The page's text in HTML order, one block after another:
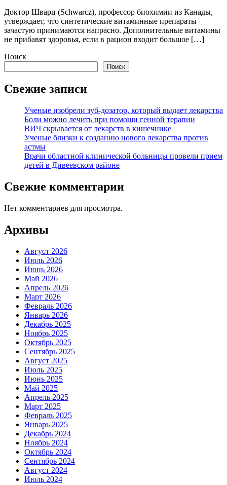
Доктор Шварц (Schwarcz), профессор биохимии из Канады,
утверждает, что синтетические витаминные препараты
зачастую принимаются напрасно. Дополнительные витамины
не прибавят здоровья, если в рацион входит большое […]
Поиск
Поиск
Свежие записи
Ученые изобрели зуб-дозатор, который выдает лекарства
Боли можно лечить при помощи генной терапии
ВИЧ скрывается от лекарств в кишечнике
Ученые близки к созданию нового лекарства против
астмы
Врачи областной клинической больницы провели прием
детей в Дивеевском районе
Свежие комментарии
Нет комментариев для просмотра.
Архивы
Август 2026
Июль 2026
Июнь 2026
Май 2026
Апрель 2026
Март 2026
Февраль 2026
Январь 2026
Декабрь 2025
Ноябрь 2025
Октябрь 2025
Сентябрь 2025
Август 2025
Июль 2025
Июнь 2025
Май 2025
Апрель 2025
Март 2025
Февраль 2025
Январь 2025
Декабрь 2024
Ноябрь 2024
Октябрь 2024
Сентябрь 2024
Август 2024
Июль 2024